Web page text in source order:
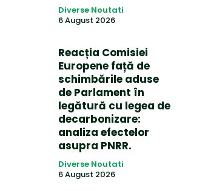
Diverse Noutati
6 August 2026
Reacția Comisiei
Europene față de
schimbările aduse
de Parlament în
legătură cu legea de
decarbonizare:
analiza efectelor
asupra PNRR.
Diverse Noutati
6 August 2026